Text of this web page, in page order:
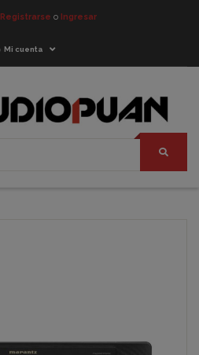
Registrarse o Ingresar
Mi cuenta